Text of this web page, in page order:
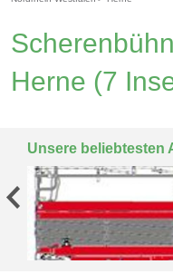
Herne (7
Unsere beliebtesten